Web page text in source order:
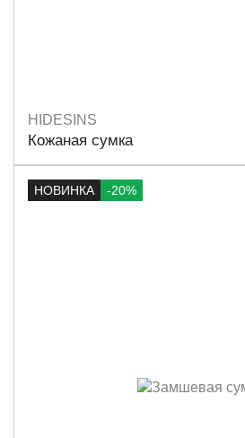
Размеры
HIDESINS
Кожаная сумка
НОВИНКА -20%